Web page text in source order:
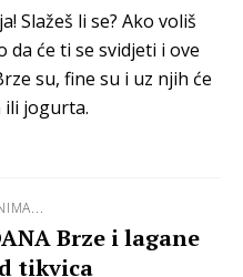
Slažeš li se? Ako voliš
da će ti se svidjeti i ove
su, fine su i uz njih će
ili jogurta.
Brze i lagane
tikvica